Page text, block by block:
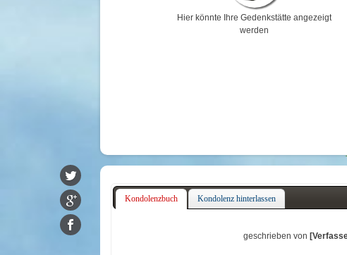
Hier könnte Ihre Gedenkstätte angezeigt
werden
Kondolenzbuch Kondolenz hinterlassen
geschrieben von